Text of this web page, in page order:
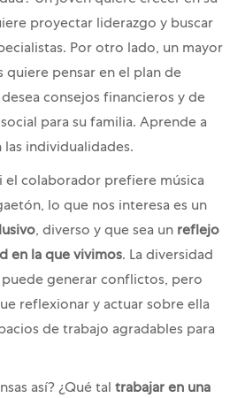
proyectar liderazgo y buscar
Por otro lado, un mayor
quiere pensar en el plan de
consejos financieros y de
para su familia. Aprende a
las individualidades.
el colaborador prefiere música
lo que nos interesa es un
, diverso y que sea un reflejo
en la que vivimos. La diversidad
generar conflictos, pero
reflexionar y actuar sobre ella
de trabajo agradables para
así? ¿Qué tal trabajar en una